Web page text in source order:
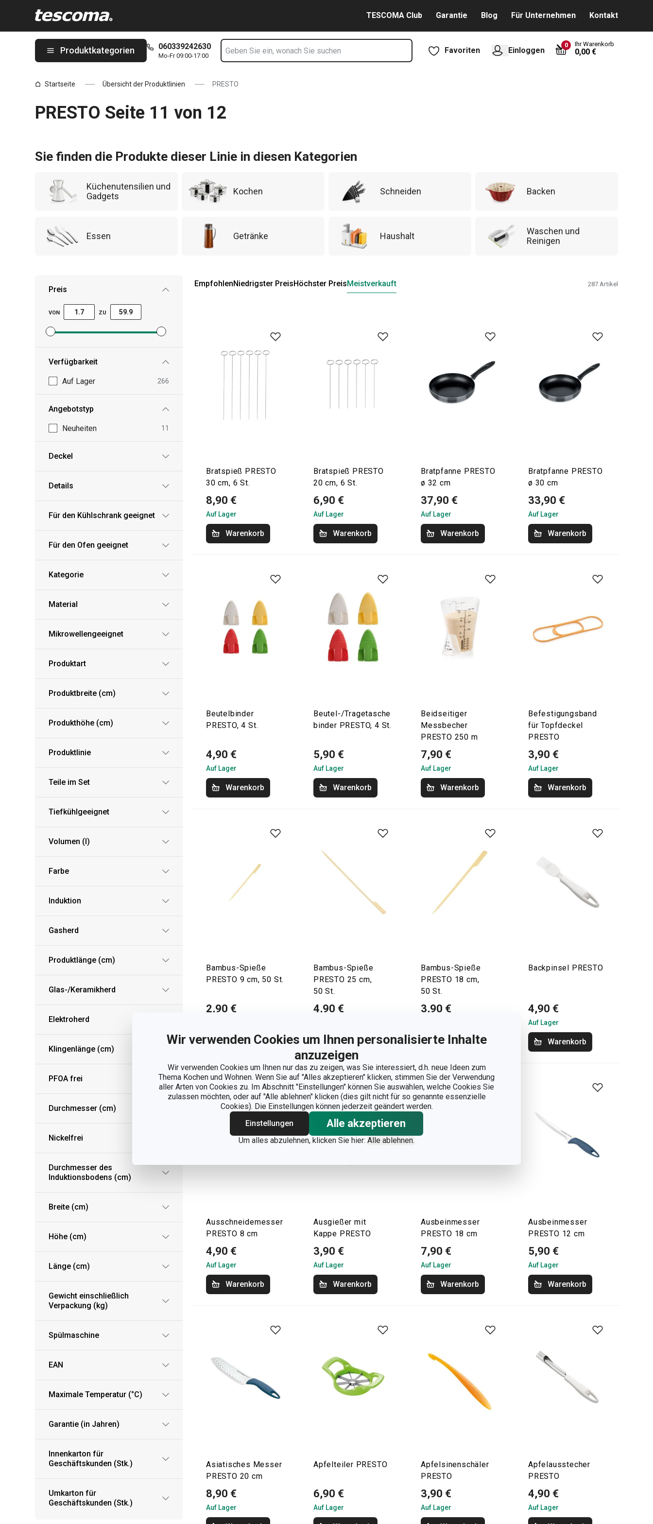
Wir verwenden Cookies um Ihnen personalisierte Inhalte
anzuzeigen
Wir verwenden Cookies um Ihnen nur das zu zeigen, was Sie interessiert, d.h. neue Ideen zum
Thema Kochen und Wohnen. Wenn Sie auf "Alles akzeptieren" klicken, stimmen Sie der Verwendung
aller Arten von Cookies zu. Im Abschnitt "Einstellungen" können Sie auswählen, welche Cookies Sie
zulassen möchten, oder auf "Alle ablehnen" klicken (dies gilt nicht für so genannte essenzielle
Cookies). Die Einstellungen können jederzeit geändert werden.
Einstellungen
Alle akzeptieren
Um alles abzulehnen, klicken Sie hier: Alle ablehnen.
TESCOMA Club Garantie Blog Für Unternehmen Kontakt
Produktkategorien 060339242630
Mo-Fr 09:00-17:00
Favoriten Einloggen
0 Ihr Warenkorb
0,00 €
Startseite Übersicht der Produktlinien PRESTO
PRESTO Seite 11 von 12
Sie finden die Produkte dieser Linie in diesen Kategorien
Küchenutensilien und
Gadgets
Kochen Schneiden Backen
Essen Getränke Haushalt
Waschen und
Reinigen
Preis
VON ZU
Mindestpreisfilter festlegen
Höchstpreisfilter festlegen
Verfügbarkeit
Auf Lager 266
Angebotstyp
Neuheiten 11
Deckel
Details
Für den Kühlschrank geeignet
Für den Ofen geeignet
Kategorie
Material
Mikrowellengeeignet
Produktart
Produktbreite (cm)
Produkthöhe (cm)
Produktlinie
Teile im Set
Tiefkühlgeeignet
Volumen (l)
Farbe
Induktion
Gasherd
Produktlänge (cm)
Glas-/Keramikherd
Elektroherd
Klingenlänge (cm)
PFOA frei
Durchmesser (cm)
Nickelfrei
Durchmesser des
Induktionsbodens (cm)
Breite (cm)
Höhe (cm)
Länge (cm)
Gewicht einschließlich
Verpackung (kg)
Spülmaschine
EAN
Maximale Temperatur (°C)
Garantie (in Jahren)
Innenkarton für
Geschäftskunden (Stk.)
Umkarton für
Geschäftskunden (Stk.)
EmpfohlenNiedrigster PreisHöchster PreisMeistverkauft 287 Artikel
Bratspieß PRESTO
30 cm, 6 St.
8,90 €
Auf Lager
Warenkorb
Bratspieß PRESTO
20 cm, 6 St.
6,90 €
Auf Lager
Warenkorb
Bratpfanne PRESTO
ø 32 cm
37,90 €
Auf Lager
Warenkorb
Bratpfanne PRESTO
ø 30 cm
33,90 €
Auf Lager
Warenkorb
Beutelbinder
PRESTO, 4 St.
4,90 €
Auf Lager
Warenkorb
Beutel-/Tragetasche
binder PRESTO, 4 St.
5,90 €
Auf Lager
Warenkorb
Beidseitiger
Messbecher
PRESTO 250 m
7,90 €
Auf Lager
Warenkorb
Befestigungsband
für Topfdeckel
PRESTO
3,90 €
Auf Lager
Warenkorb
Bambus-Spieße
PRESTO 9 cm, 50 St.
2,90 €
Warenkorb
Bambus-Spieße
PRESTO 25 cm,
50 St.
4,90 €
Warenkorb
Bambus-Spieße
PRESTO 18 cm,
50 St.
3,90 €
Warenkorb
Backpinsel PRESTO
4,90 €
Auf Lager
Warenkorb
Ausschneidemesser
PRESTO 8 cm
4,90 €
Auf Lager
Warenkorb
Ausgießer mit
Kappe PRESTO
3,90 €
Auf Lager
Warenkorb
Ausbeinmesser
PRESTO 18 cm
7,90 €
Auf Lager
Warenkorb
Ausbeinmesser
PRESTO 12 cm
5,90 €
Auf Lager
Warenkorb
Asiatisches Messer
PRESTO 20 cm
8,90 €
Auf Lager
Apfelteiler PRESTO
6,90 €
Auf Lager
Apfelsinenschäler
PRESTO
3,90 €
Auf Lager
Apfelausstecher
PRESTO
4,90 €
Auf Lager